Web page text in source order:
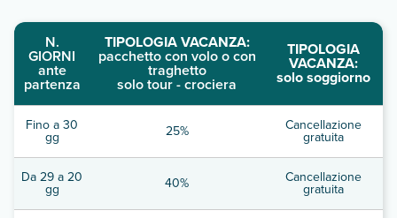
N.
GIORNI
ante
partenza
TIPOLOGIA VACANZA:
pacchetto con volo o con
traghetto
solo tour - crociera
TIPOLOGIA
VACANZA:
solo soggiorno
Fino a 30
gg 25% Cancellazione
gratuita
Da 29 a 20
gg 40% Cancellazione
gratuita